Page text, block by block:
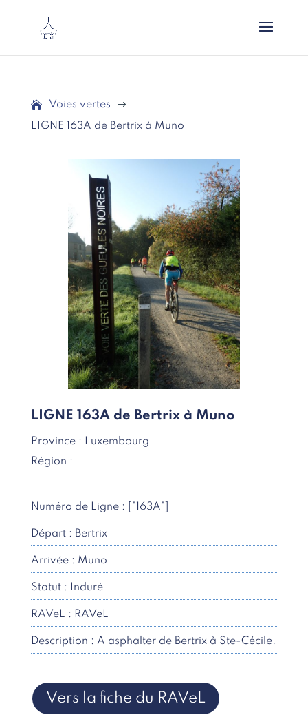
Voies vertes
$
LIGNE 163A de Bertrix à Muno
LIGNE 163A de Bertrix à Muno
Province : Luxembourg
Région :
Numéro de Ligne : ["163A"]
Départ : Bertrix
Arrivée : Muno
Statut : Induré
RAVeL : RAVeL
Description : A asphalter de Bertrix à Ste-Cécile.
Vers la fiche du RAVeL